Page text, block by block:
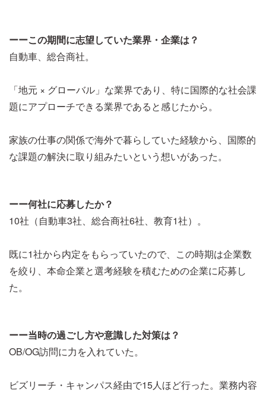
ーーこの期間に志望していた業界・企業は？
自動車、総合商社。
「地元 × グローバル」な業界であり、特に国際的な社会課
題にアプローチできる業界であると感じたから。
家族の仕事の関係で海外で暮らしていた経験から、国際的
な課題の解決に取り組みたいという想いがあった。
ーー何社に応募したか？
10社（自動車3社、総合商社6社、教育1社）。
既に1社から内定をもらっていたので、この時期は企業数
を絞り、本命企業と選考経験を積むための企業に応募し
た。
ーー当時の過ごし方や意識した対策は？
OB/OG訪問に力を入れていた。
ビズリーチ・キャンパス経由で15人ほど行った。業務内容